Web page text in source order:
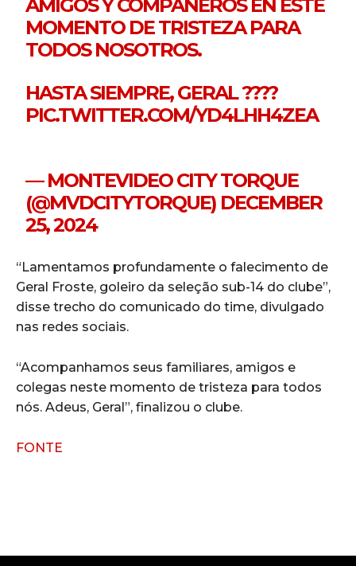
AMIGOS Y COMPAÑEROS EN ESTE
MOMENTO DE TRISTEZA PARA
TODOS NOSOTROS.
HASTA SIEMPRE, GERAL ????️
PIC.TWITTER.COM/YD4LHH4ZEA
— MONTEVIDEO CITY TORQUE
(@MVDCITYTORQUE) DECEMBER
25, 2024
“Lamentamos profundamente o falecimento de
Geral Froste, goleiro da seleção sub-14 do clube”,
disse trecho do comunicado do time, divulgado
nas redes sociais.
“Acompanhamos seus familiares, amigos e
colegas neste momento de tristeza para todos
nós. Adeus, Geral”, finalizou o clube.
FONTE